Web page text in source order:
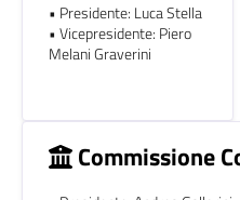
• Presidente: Luca Stella
• Vicepresidente: Piero
Melani Graverini
Commissione